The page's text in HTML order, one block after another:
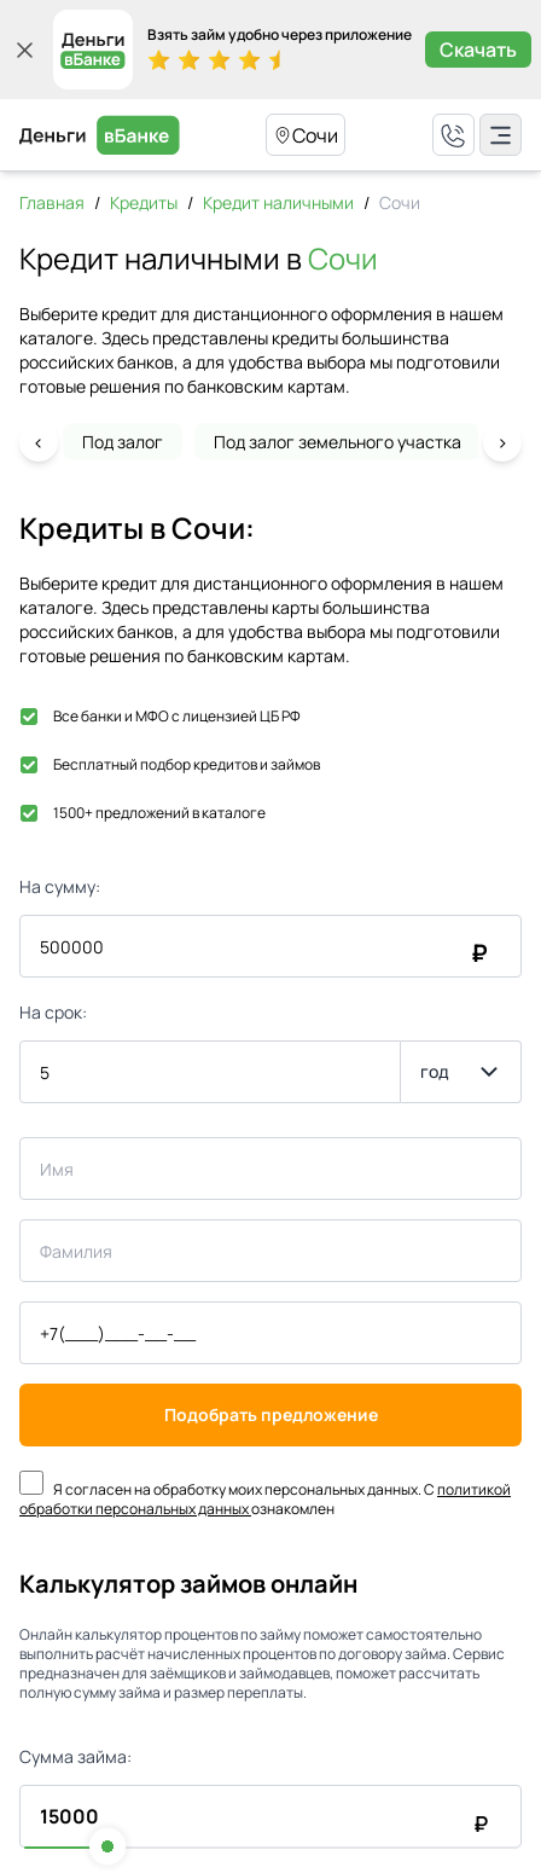
Взять займ удобно через приложение
Скачать
Сочи
Главная / Кредиты / Кредит наличными / Сочи
Кредит наличными вСочи
Выберите кредит для дистанционного оформления в нашем
каталоге. Здесь представлены кредиты большинства
российских банков, а для удобства выбора мы подготовили
готовые решения по банковским картам.
Под залог Под залог земельного участка
‹ ›
Кредиты вСочи:
Выберите кредит для дистанционного оформления в нашем
каталоге. Здесь представлены карты большинства
российских банков, а для удобства выбора мы подготовили
готовые решения по банковским картам.
Все банки и МФО с лицензией ЦБ РФ
Бесплатный подбор кредитов и займов
1500+ предложений в каталоге
На сумму:
₽
На срок:
год
Подобрать предложение
Я согласен на обработку моих персональных данных. Сполитикой
обработки персональных данныхознакомлен
Калькулятор займов онлайн
Онлайн калькулятор процентов по займу поможет самостоятельно
выполнить расчёт начисленных процентов по договору займа. Сервис
предназначен для заёмщиков и займодавцев, поможет рассчитать
полную сумму займа и размер переплаты.
Сумма займа:
₽